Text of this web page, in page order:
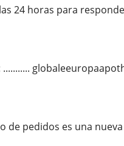
24 horas para
de pedidos es una